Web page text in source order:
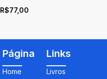
desenvolvimento e
R$77,00
Página
Home
Links
Livros